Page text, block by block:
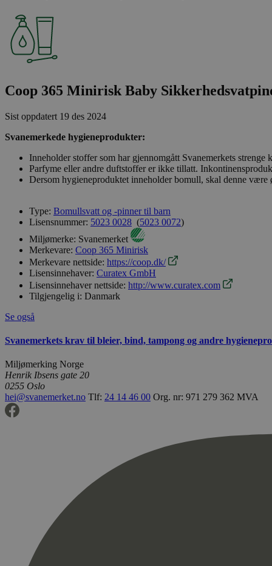
Coop 365 Minirisk Baby
Sist oppdatert 19 des 2024
Svanemerkede hygieneprodukter:
Inneholder stoffer som har gjennomgått Svanemerkets
Parfyme eller andre duftstoffer er ikke tillatt.
Dersom hygieneproduktet inneholder bomull, skal denne
Type: Bomullsvatt og -pinner til barn
Lisensnummer: 5023 0028 (5023 0072)
Miljømerke: Svanemerket
Merkevare: Coop 365 Minirisk
Merkevare nettside: https://coop.dk/
Lisensinnehaver: Curatex GmbH
Lisensinnehaver nettside: http://www.curatex.com
Tilgjengelig i: Danmark
Se også
Svanemerkets krav til bleier, bind, tampong og andre
Miljømerking Norge
Henrik Ibsens gate 20
0255 Oslo
hei@svanemerket.no Tlf: 24 14 46 00 Org. nr: 971 279 362 MVA